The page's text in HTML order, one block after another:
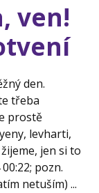
ven!
den.
třeba
prostě
levharti,
jen si to
pozn.
netuším) ...